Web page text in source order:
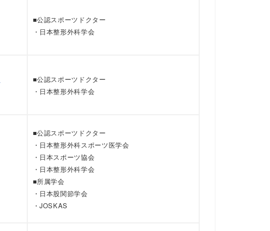
■公認スポーツドクター
・日本整形外科学会
■公認スポーツドクター
・日本整形外科学会
■公認スポーツドクター
・日本整形外科スポーツ医学会
・日本スポーツ協会
・日本整形外科学会
■所属学会
・日本股関節学会
・JOSKAS